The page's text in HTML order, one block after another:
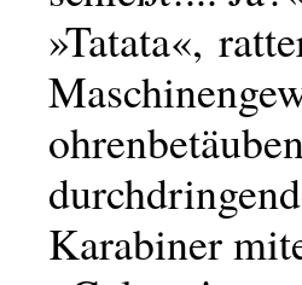
»Tatata«,
Karabiner